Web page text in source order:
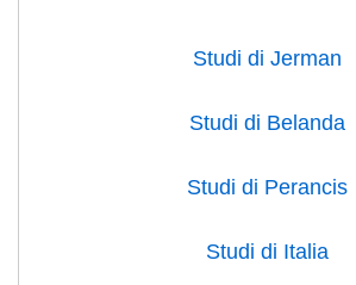
Studi di Jerman
Studi di Belanda
Studi di Perancis
Studi di Italia